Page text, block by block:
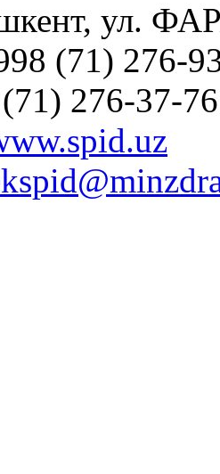
ул.
(71) 276-
276-37-76